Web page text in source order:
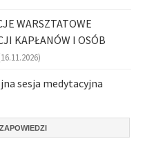
WARSZTATOWE
KAPŁANÓW I OSÓB
sesja medytacyjna